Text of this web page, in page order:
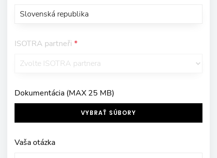
ISOTRA partneři *
Dokumentácia (MAX 25 MB)
VYBRAŤ SÚBORY
Vaša otázka